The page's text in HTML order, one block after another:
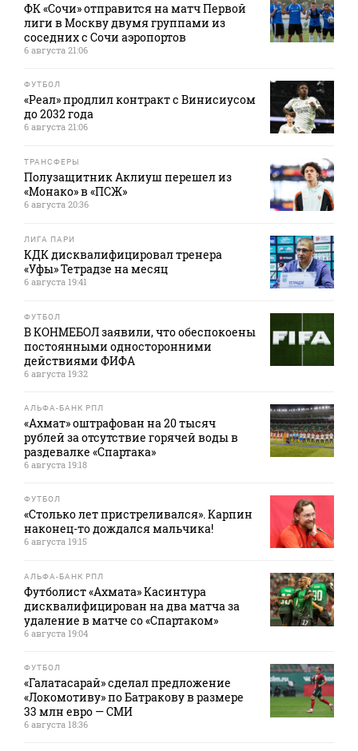
ФК «Сочи» отправится на матч Первой
лиги в Москву двумя группами из
соседних с Сочи аэропортов
6 августа 21:06
ФУТБОЛ
«Реал» продлил контракт с Винисиусом
до 2032 года
6 августа 21:06
ТРАНСФЕРЫ
Полузащитник Аклиуш перешел из
«Монако» в «ПСЖ»
6 августа 20:36
ЛИГА ПАРИ
КДК дисквалифицировал тренера
«Уфы» Тетрадзе на месяц
6 августа 19:41
ФУТБОЛ
В КОНМЕБОЛ заявили, что обеспокоены
постоянными односторонними
действиями ФИФА
6 августа 19:32
АЛЬФА-БАНК РПЛ
«Ахмат» оштрафован на 20 тысяч
рублей за отсутствие горячей воды в
раздевалке «Спартака»
6 августа 19:18
ФУТБОЛ
«Столько лет пристреливался». Карпин
наконец-то дождался мальчика!
6 августа 19:15
АЛЬФА-БАНК РПЛ
Футболист «Ахмата» Касинтура
дисквалифицирован на два матча за
удаление в матче со «Спартаком»
6 августа 19:04
ФУТБОЛ
«Галатасарай» сделал предложение
«Локомотиву» по Батракову в размере
33 млн евро — СМИ
6 августа 18:36